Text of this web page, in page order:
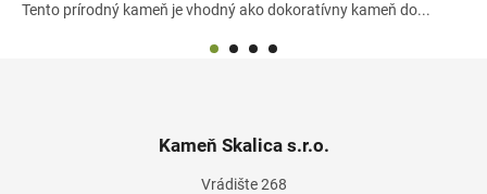
Tento prírodný kameň je vhodný ako dokoratívny kameň do...
Kameň Skalica s.r.o.
Vrádište 268